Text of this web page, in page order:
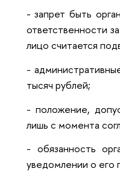
- запрет быть
ответственности
лицо считается
-
тысяч рублей;
- положение,
лишь с момента
- обязанность
уведомлении о его